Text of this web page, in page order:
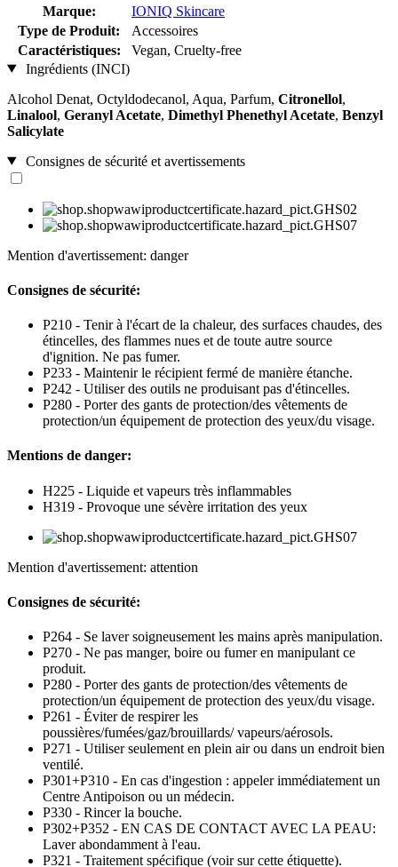
Marque:
IONIQ Skincare
Type de Produit:
Accessoires
Caractéristiques:
Vegan, Cruelty-free
Ingrédients (INCI)
Alcohol Denat, Octyldodecanol, Aqua, Parfum, Citronellol,
Linalool, Geranyl Acetate, Dimethyl Phenethyl Acetate, Benzyl
Salicylate
Consignes de sécurité et avertissements
Mention d'avertissement: danger
Consignes de sécurité:
P210 - Tenir à l'écart de la chaleur, des surfaces chaudes, des
étincelles, des flammes nues et de toute autre source
d'ignition. Ne pas fumer.
P233 - Maintenir le récipient fermé de manière étanche.
P242 - Utiliser des outils ne produisant pas d'étincelles.
P280 - Porter des gants de protection/des vêtements de
protection/un équipement de protection des yeux/du visage.
Mentions de danger:
H225 - Liquide et vapeurs très inflammables
H319 - Provoque une sévère irritation des yeux
Mention d'avertissement: attention
Consignes de sécurité:
P264 - Se laver soigneusement les mains après manipulation.
P270 - Ne pas manger, boire ou fumer en manipulant ce
produit.
P280 - Porter des gants de protection/des vêtements de
protection/un équipement de protection des yeux/du visage.
P261 - Éviter de respirer les
poussières/fumées/gaz/brouillards/ vapeurs/aérosols.
P271 - Utiliser seulement en plein air ou dans un endroit bien
ventilé.
P301+P310 - En cas d'ingestion : appeler immédiatement un
Centre Antipoison ou un médecin.
P330 - Rincer la bouche.
P302+P352 - EN CAS DE CONTACT AVEC LA PEAU:
Laver abondamment à l'eau.
P321 - Traitement spécifique (voir sur cette étiquette).